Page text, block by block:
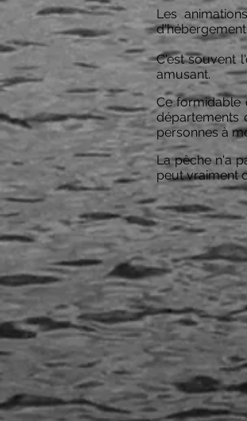
Les
C'est souvent
amusant.
Ce formidable
départements
personnes à
La pêche n'a
peut vraiment